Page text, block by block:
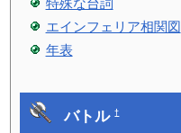
特殊な台詞
エインフェリア相関図
年表
バトル†